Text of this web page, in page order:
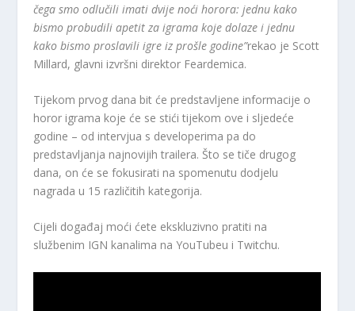
čega smo odlučili imati dvije noći horora: jednu kako
bismo probudili apetit za igrama koje dolaze i jednu
kako bismo proslavili igre iz prošle godine”rekao je Scott
Millard, glavni izvršni direktor Feardemica.
Tijekom prvog dana bit će predstavljene informacije o
horor igrama koje će se stići tijekom ove i sljedeće
godine – od intervjua s developerima pa do
predstavljanja najnovijih trailera. Što se tiče drugog
dana, on će se fokusirati na spomenutu dodjelu
nagrada u 15 različitih kategorija.
Cijeli događaj moći ćete ekskluzivno pratiti na
službenim IGN kanalima na YouTubeu i Twitchu.